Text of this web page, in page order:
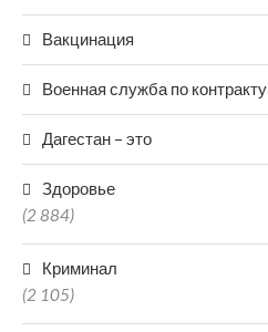
Вакцинация
Военная служба по контракту
Дагестан – это
Здоровье
(2 884)
Криминал
(2 105)